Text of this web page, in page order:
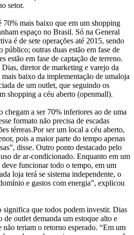
setor.
70% mais baixo que em um shopping
espaço no Brasil. Só na General
é de sete operações até 2015, sendo
público; outras duas estão em fase de
estão em fase de captação de terreno.
diretor de marketing e varejo da
baixo da implementação de umaloja
de um outlet, que seguindo os
shopping a céu aberto (openmall).
chegam a ser 70% inferiores ao de uma
formato não precisa de escadas
térreas.Por ser um local a céu aberto,
pois a maior parte do tempo apenas
disse. Outro ponto destacado pelo
de ar-condicionado. Enquanto em um
funcionar todo o tempo, em um
loja terá se sistema independente, o
e gastos com energia”, explicou
significa que todos podem investir. Dias
de outlet demanda um estoque alto e
não teriam o retorno esperado. “Em um